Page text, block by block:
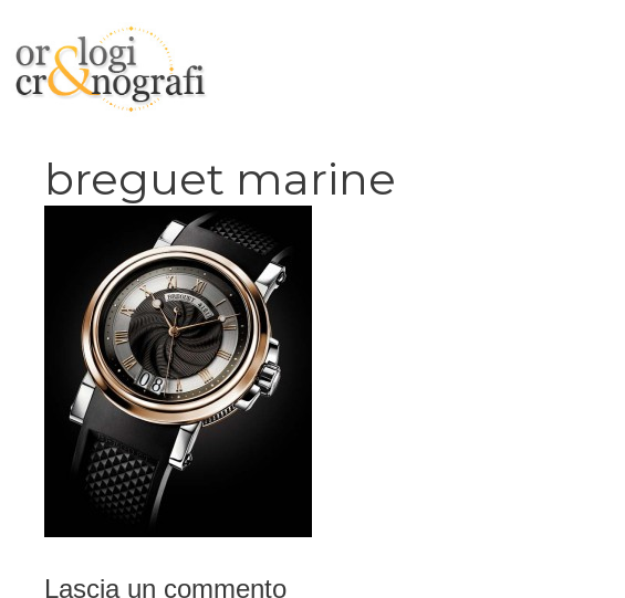
contenuto
breguet marine
Lascia un commento